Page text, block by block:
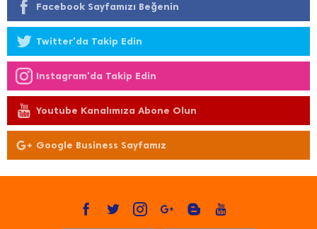
Facebook Sayfamızı Beğenin
Twitter'da Takip Edin
Instagram'da Takip Edin
Youtube Kanalımıza Abone Olun
Google Business Sayfamız